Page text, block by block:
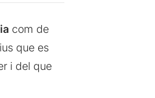
com de
que es
i del que